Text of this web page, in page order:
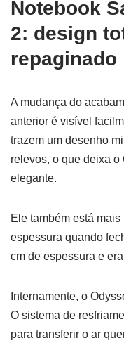
Notebook
2: design
repaginado
A mudança do
anterior é visível
trazem um desenho
relevos, o que deixa o
elegante.
Ele também está
espessura quando
cm de espessura e
Internamente, o
O sistema de
para transferir o ar